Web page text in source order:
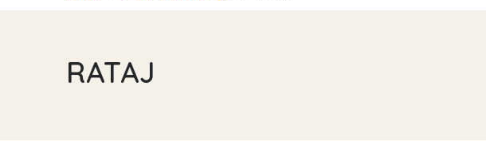
RATAJ